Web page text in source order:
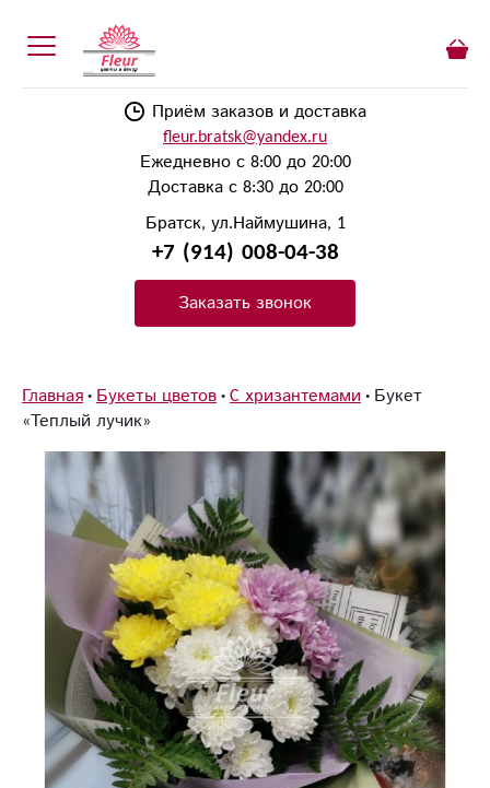
Приём заказов и доставка
fleur.bratsk@yandex.ru
Ежедневно с 8:00 до 20:00
Доставка с 8:30 до 20:00
Братск, ул.Наймушина, 1
+7 (914) 008-04-38
Заказать звонок
Главная Букеты цветов C хризантемами Букет
«Теплый лучик»